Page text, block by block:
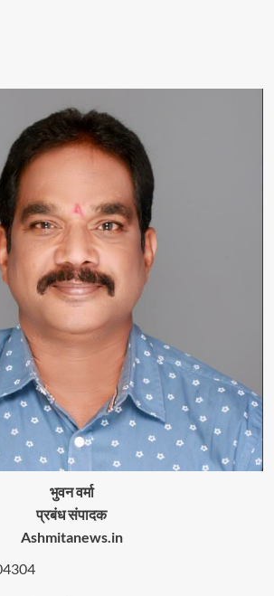
भुवन वर्मा
प्रबंध संपादक
Ashmitanews.in